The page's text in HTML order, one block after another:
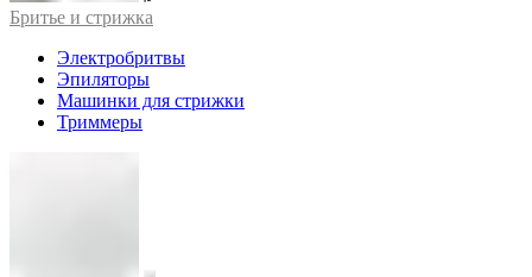
Бритье и стрижка
Электробритвы
Эпиляторы
Машинки для стрижки
Триммеры